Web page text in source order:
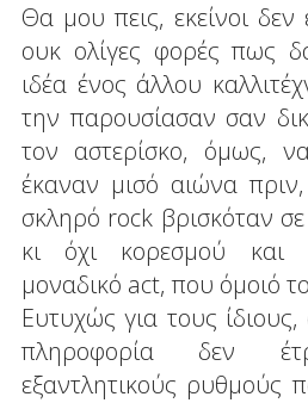
Θα μου πεις, εκείνοι δεν
ουκ ολίγες φορές πως
ιδέα ένος άλλου
την παρουσίασαν σαν
τον αστερίσκο, όμως,
έκαναν μισό αιώνα
σκληρό rock βρισκόταν
κι όχι κορεσμού και
μοναδικό act, που όμοιό
Ευτυχώς για τους
πληροφορία δεν
εξαντλητικούς ρυθμούς